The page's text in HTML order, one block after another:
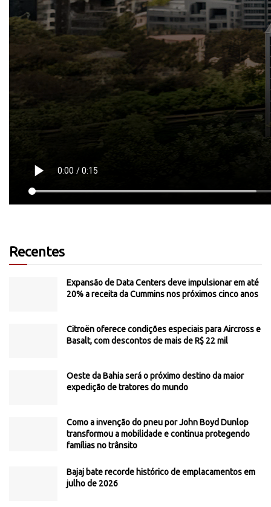
Recentes
Expansão de Data Centers deve impulsionar em até
20% a receita da Cummins nos próximos cinco anos
Citroën oferece condições especiais para Aircross e
Basalt, com descontos de mais de R$ 22 mil
Oeste da Bahia será o próximo destino da maior
expedição de tratores do mundo
Como a invenção do pneu por John Boyd Dunlop
transformou a mobilidade e continua protegendo
famílias no trânsito
Bajaj bate recorde histórico de emplacamentos em
julho de 2026